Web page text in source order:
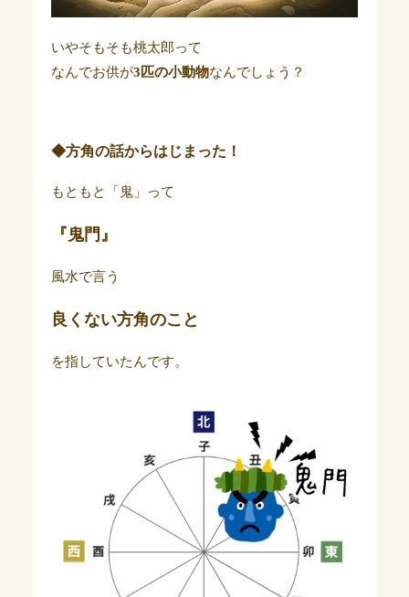
いやそもそも桃太郎って
なんでお供が3匹の小動物なんでしょう？
◆方角の話からはじまった！
もともと「鬼」って
『鬼門』
風水で言う
良くない方角のこと
を指していたんです。